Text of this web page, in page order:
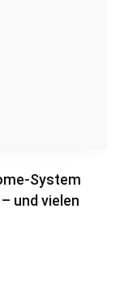
System
und vielen